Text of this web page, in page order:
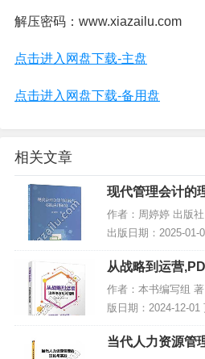
解压密码：www.xiazailu.com
点击进入网盘下载-主盘
点击进入网盘下载-备用盘
相关文章
现代管理会计的
电子书下载
作者：周婷婷 出版
出版日期：2025-01-
50196 电子书大小
内容简介...
从战略到运营
盘资源
作者：本书编写组
版日期：2024-12-
4774 电子书大小：
容简介...
当代人力资源管